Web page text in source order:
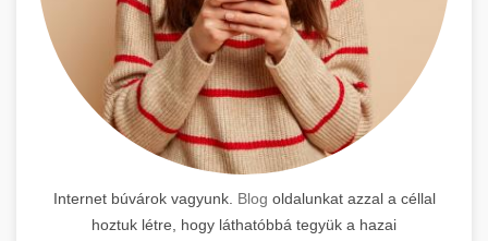
Internet búvárok vagyunk. Blog oldalunkat azzal a céllal
hoztuk létre, hogy láthatóbbá tegyük a hazai